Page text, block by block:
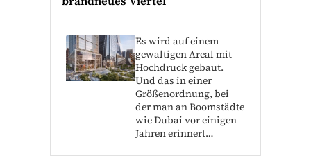
Es wird auf einem
gewaltigen Areal mit
Hochdruck gebaut.
Und das in einer
Größenordnung, bei
der man an Boomstädte
wie Dubai vor einigen
Jahren erinnert…